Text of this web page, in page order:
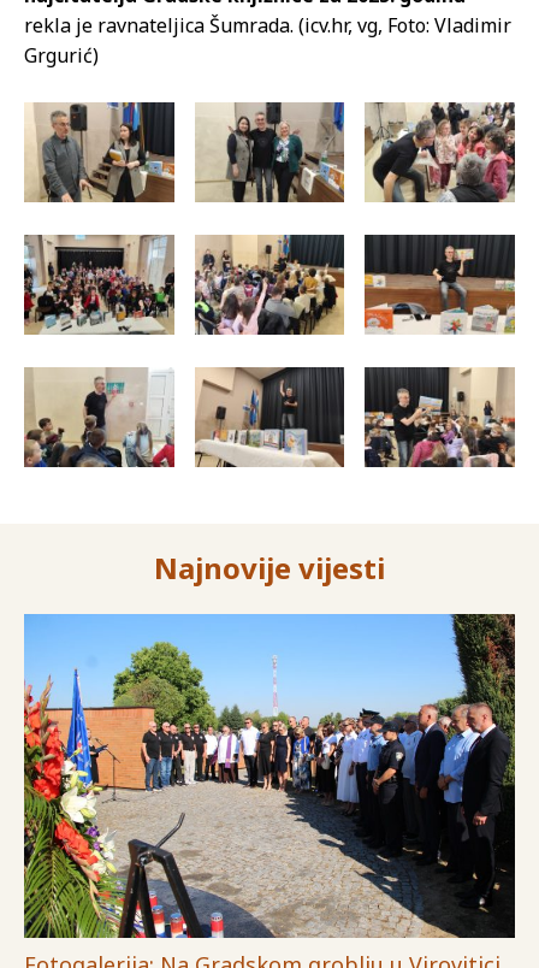
rekla je ravnateljica Šumrada. (icv.hr, vg, Foto: Vladimir
Grgurić)
Najnovije vijesti